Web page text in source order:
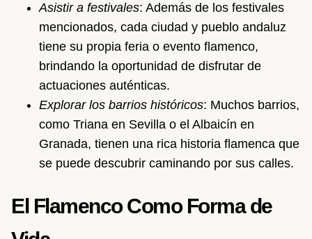
Asistir a festivales: Además de los festivales
mencionados, cada ciudad y pueblo andaluz
tiene su propia feria o evento flamenco,
brindando la oportunidad de disfrutar de
actuaciones auténticas.
Explorar los barrios históricos: Muchos barrios,
como Triana en Sevilla o el Albaicín en
Granada, tienen una rica historia flamenca que
se puede descubrir caminando por sus calles.
El Flamenco Como Forma de